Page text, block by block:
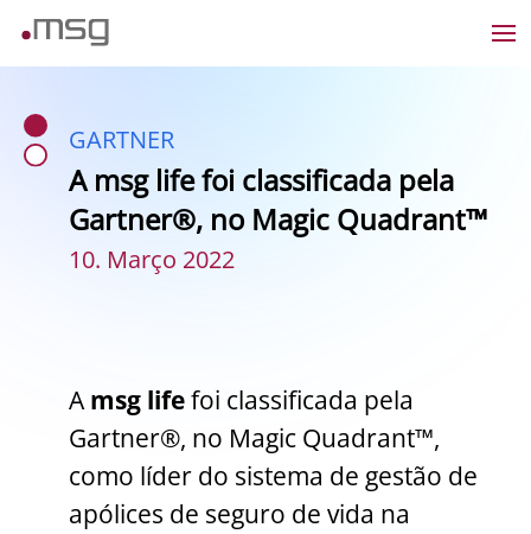
GARTNER
A msg life foi classificada pela
Gartner®, no Magic Quadrant™
10. Março 2022
Amsg lifefoi classificada pela
Gartner®, no Magic Quadrant™,
como líder do sistema de gestão de
apólices de seguro de vida na